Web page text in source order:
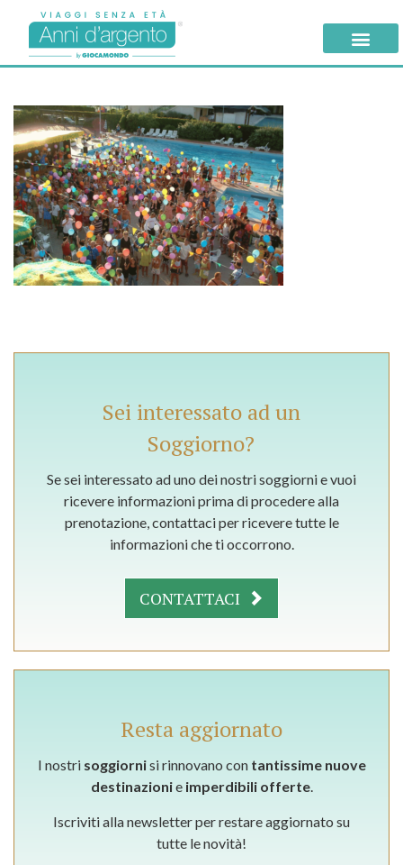
Sei interessato ad un
Soggiorno?
Se sei interessato ad uno dei nostri soggiorni e vuoi
ricevere informazioni prima di procedere alla
prenotazione, contattaci per ricevere tutte le
informazioni che ti occorrono.
CONTATTACI
Resta aggiornato
I nostri soggiornisi rinnovano con tantissime nuove
destinazionie imperdibili offerte.
Iscriviti alla newsletter per restare aggiornato su
tutte le novità!